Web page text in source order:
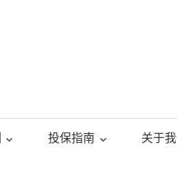
投保指南 关于我